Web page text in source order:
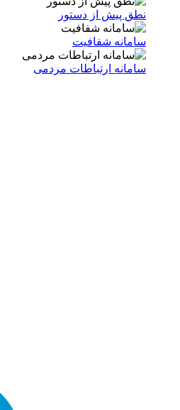
نطق پیش از دستور
سامانه شفافیت
سامانه ارتباطات مردمی